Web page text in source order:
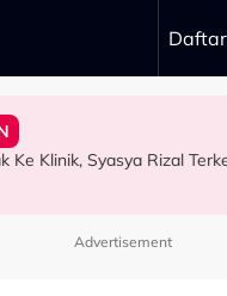
Daftar
Shukri Yahaya
Take’ CHELOT - “Badan
Ke Klinik, Syasya Rizal
Terkilan ‘Tak Adil’ Didakwa
Nangis…”
Masih Nampak Muda,
- “Ajaran Dari Arwah
Advertisement